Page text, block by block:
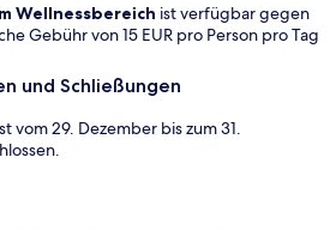
Wellnessbereich ist verfügbar gegen
Gebühr von 15 EUR pro Person pro Tag
und Schließungen
vom 29. Dezember bis zum 31.